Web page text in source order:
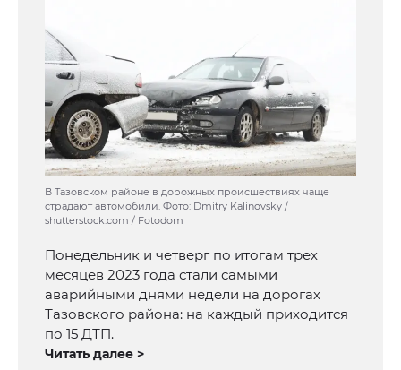
В Тазовском районе в дорожных происшествиях чаще
страдают автомобили. Фото: Dmitry Kalinovsky /
shutterstock.com / Fotodom
Понедельник и четверг по итогам трех
месяцев 2023 года стали самыми
аварийными днями недели на дорогах
Тазовского района: на каждый приходится
по 15 ДТП.
Читать далее >